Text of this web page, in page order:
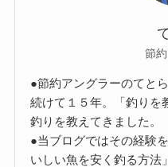
節
●節約アングラーのてと
続けて１５年。「釣りを
釣りを教えてきました。
●当ブログではその経験
いしい魚を安く釣る方法